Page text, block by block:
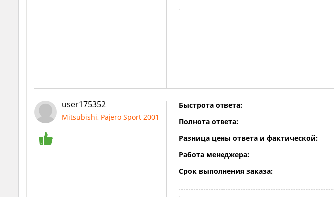
user175352
Mitsubishi, Pajero Sport 2001
Быстрота ответа:
Полнота ответа:
Разница цены ответа и фактической:
Работа менеджера:
Срок выполнения заказа: